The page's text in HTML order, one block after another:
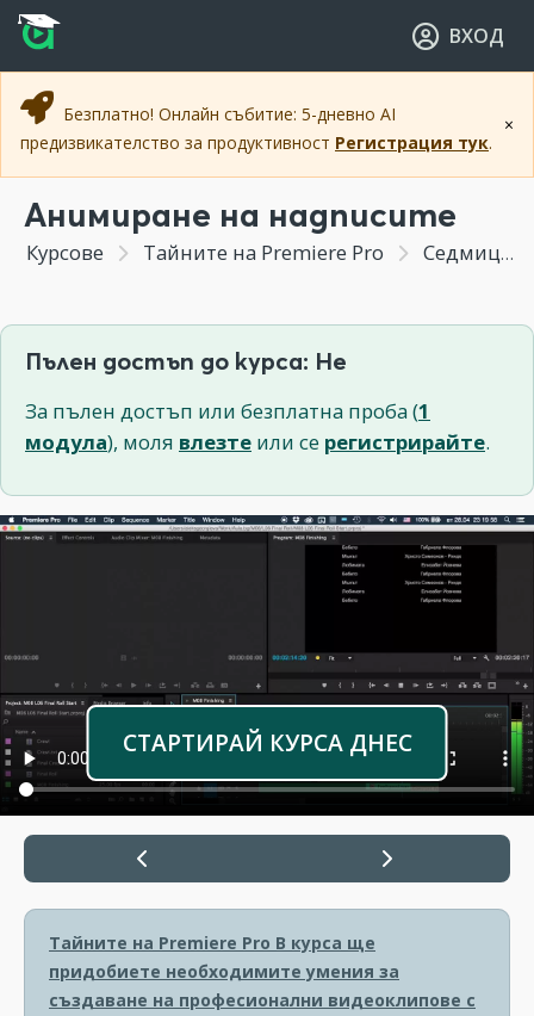
Прескочи към основното съдържание
Прескочи към навигацията
ВХОД
×
Безплатно! Онлайн събитие: 5-дневно AI
предизвикателство за продуктивност Регистрация тук.
Анимиране на надписите
Курсове Тайните на Premiere Pro Седмица 8 - Финално графично оформление и експорт
Пълен достъп до курса: Не
За пълен достъп или безплатна проба (1
модула), моля влезте или се регистрирайте.
СТАРТИРАЙ КУРСА ДНЕС
Тайните на Premiere Pro В курса ще
придобиете необходимите умения за
създаване на професионални видеоклипове с